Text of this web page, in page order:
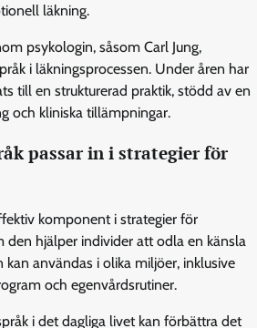
läkning.
psykologin, såsom Carl Jung,
i läkningsprocessen. Under åren har
till en strukturerad praktik, stödd av en
och kliniska tillämpningar.
passar in i strategier för
komponent i strategier för
den hjälper individer att odla en känsla
användas i olika miljöer, inklusive
och egenvårdsrutiner.
i det dagliga livet kan förbättra det